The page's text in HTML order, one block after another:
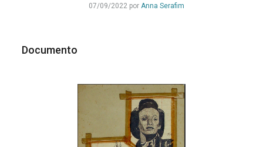
07/09/2022 por Anna Serafim
Documento